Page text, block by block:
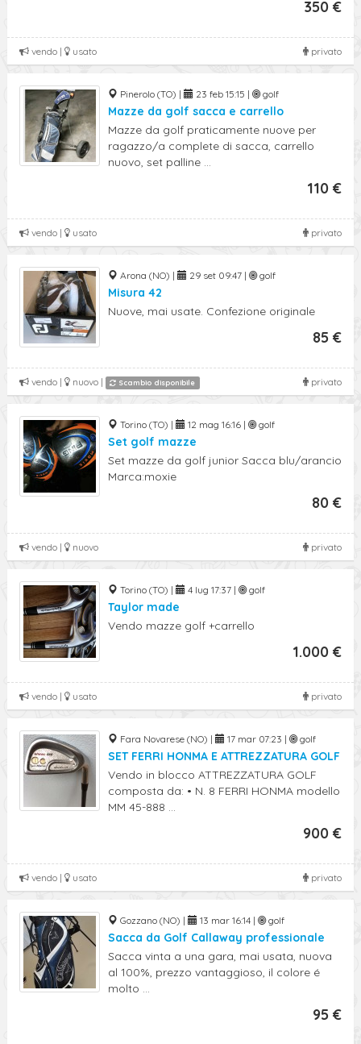
350 €
privato
vendo | usato
Pinerolo (TO) | 23 feb 15:15 | golf
Mazze da golf sacca e carrello
Mazze da golf praticamente nuove per
ragazzo/a complete di sacca, carrello
nuovo, set palline ...
110 €
privato
vendo | usato
Arona (NO) | 29 set 09:47 | golf
Misura 42
Nuove, mai usate. Confezione originale
85 €
privato
vendo | nuovo | Scambio disponibile
Torino (TO) | 12 mag 16:16 | golf
Set golf mazze
Set mazze da golf junior Sacca blu/arancio
Marca:moxie
80 €
privato
vendo | nuovo
Torino (TO) | 4 lug 17:37 | golf
Taylor made
Vendo mazze golf +carrello
1.000 €
privato
vendo | usato
Fara Novarese (NO) | 17 mar 07:23 | golf
SET FERRI HONMA E ATTREZZATURA GOLF
Vendo in blocco ATTREZZATURA GOLF
composta da: • N. 8 FERRI HONMA modello
MM 45-888 ...
900 €
privato
vendo | usato
Gozzano (NO) | 13 mar 16:14 | golf
Sacca da Golf Callaway professionale
Sacca vinta a una gara, mai usata, nuova
al 100%, prezzo vantaggioso, il colore é
molto ...
95 €